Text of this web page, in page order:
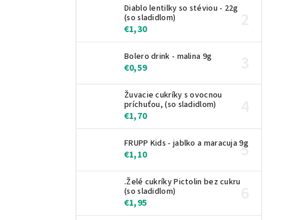
Diablo lentilky so stéviou - 22g
(so sladidlom)
€1,30
Bolero drink - malina 9g
€0,59
Žuvacie cukríky s ovocnou
príchuťou, (so sladidlom)
€1,70
FRUPP Kids - jablko a maracuja 9g
€1,10
.Želé cukríky Pictolin bez cukru
(so sladidlom)
€1,95